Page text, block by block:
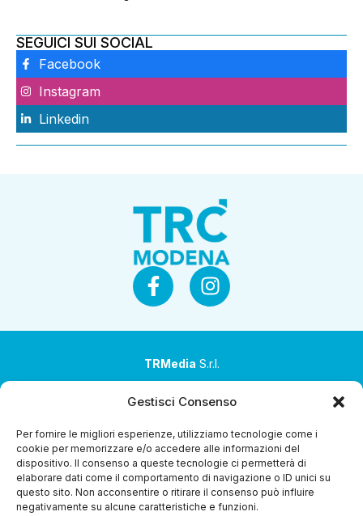
Gestisci Consenso
Per fornire le migliori esperienze, utilizziamo tecnologie come i
cookie per memorizzare e/o accedere alle informazioni del
dispositivo. Il consenso a queste tecnologie ci permetterà di
elaborare dati come il comportamento di navigazione o ID unici su
questo sito. Non acconsentire o ritirare il consenso può influire
negativamente su alcune caratteristiche e funzioni.
SEGUICI SUI SOCIAL
Facebook
Instagram
Linkedin
TRMedia S.r.l.
coordinamento da parte di Coop Alleanza 3.0 Soc. Coop.
Sede legale: via Ragazzi del ’99 nr. 51 42124 Reggio Emilia
(RE)
P.Iva 00651840365